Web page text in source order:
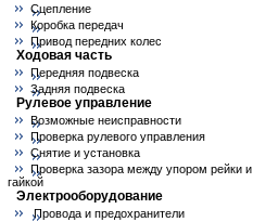
Сцепление
Коробка передач
Привод передних колес
Ходовая часть
Передняя подвеска
Задняя подвеска
Рулевое управление
Возможные неисправности
Проверка рулевого управления
Снятие и установка
Проверка зазора между упором рейки и
гайкой
Электрооборудование
Провода и предохранители